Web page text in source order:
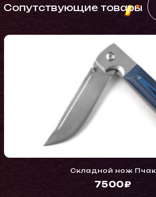
Cопутствующие товары
Складной нож Пчак
7500₽